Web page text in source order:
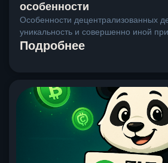
особенности
Особенности децентрализованных
уникальность и совершенно иной
Подробнее